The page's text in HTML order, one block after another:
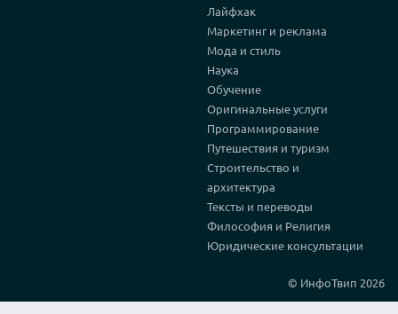
Лайфхак
Маркетинг и реклама
Мода и стиль
Наука
Обучение
Оригинальные услуги
Программирование
Путешествия и туризм
Строительство и
архитектура
Тексты и переводы
Философия и Религия
Юридические консультации
© ИнфоТвип 2026